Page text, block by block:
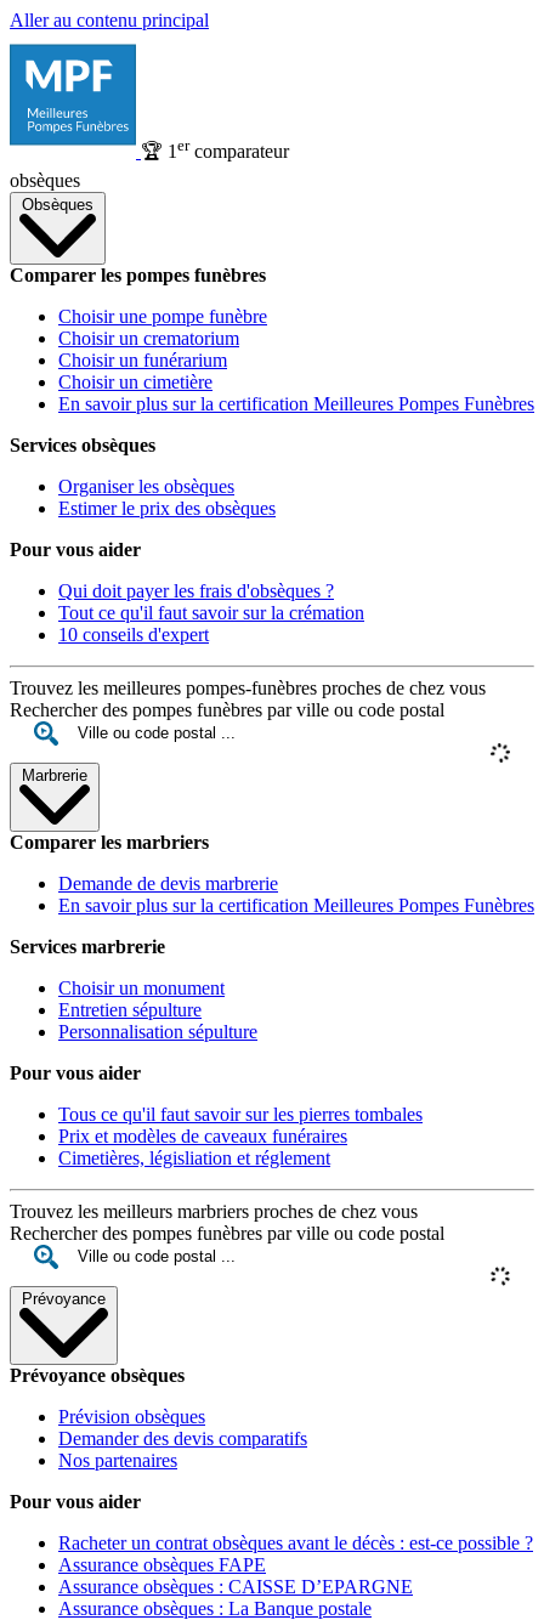
Aller au contenu principal
🏆 1 ercomparateur
obsèques
Obsèques
Comparer les pompes funèbres
Choisir une pompe funèbre
Choisir un crematorium
Choisir un funérarium
Choisir un cimetière
En savoir plus sur la certification Meilleures Pompes Funèbres
Services obsèques
Organiser les obsèques
Estimer le prix des obsèques
Pour vous aider
Qui doit payer les frais d'obsèques ?
Tout ce qu'il faut savoir sur la crémation
10 conseils d'expert
Trouvez les meilleures pompes-funèbres proches de chez vous
Rechercher des pompes funèbres par ville ou code postal
Marbrerie
Comparer les marbriers
Demande de devis marbrerie
En savoir plus sur la certification Meilleures Pompes Funèbres
Services marbrerie
Choisir un monument
Entretien sépulture
Personnalisation sépulture
Pour vous aider
Tous ce qu'il faut savoir sur les pierres tombales
Prix et modèles de caveaux funéraires
Cimetières, législiation et réglement
Trouvez les meilleurs marbriers proches de chez vous
Rechercher des pompes funèbres par ville ou code postal
Prévoyance
Prévoyance obsèques
Prévision obsèques
Demander des devis comparatifs
Nos partenaires
Pour vous aider
Racheter un contrat obsèques avant le décès : est-ce possible ?
Assurance obsèques FAPE
Assurance obsèques : CAISSE D’EPARGNE
Assurance obsèques : La Banque postale